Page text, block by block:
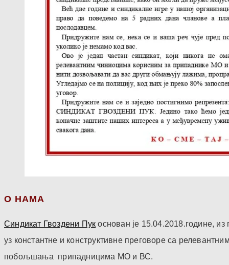
О НАМА
Синдикат Гвоздени Пук основан је 15.04.2018.године,
уз константне и конструктивне преговоре са
побољшања припадницима МО и ВС.